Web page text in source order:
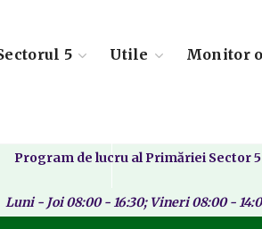
5 Utile Monitor
Program de lucru al Primăriei Sector 5
Luni - Joi 08:00 - 16:30; Vineri 08:00 -